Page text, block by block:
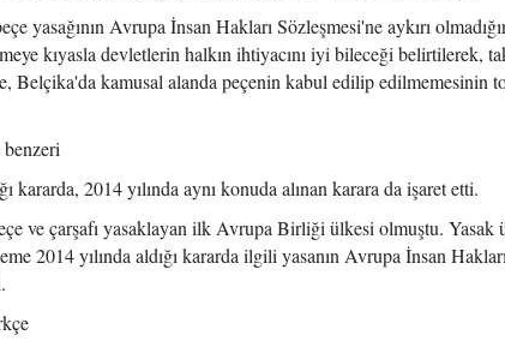
yasağının Avrupa İnsan Hakları Sözleşmesi'ne aykırı
kıyasla devletlerin halkın ihtiyacını iyi bileceği belirtilerek,
Belçika'da kamusal alanda peçenin kabul edilip edilmemesinin
benzeri
kararda, 2014 yılında aynı konuda alınan karara da işaret etti.
ve çarşafı yasaklayan ilk Avrupa Birliği ülkesi olmuştu.
2014 yılında aldığı kararda ilgili yasanın Avrupa İnsan